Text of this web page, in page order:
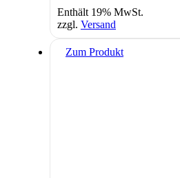
Enthält 19% MwSt.
zzgl. Versand
Zum Produkt